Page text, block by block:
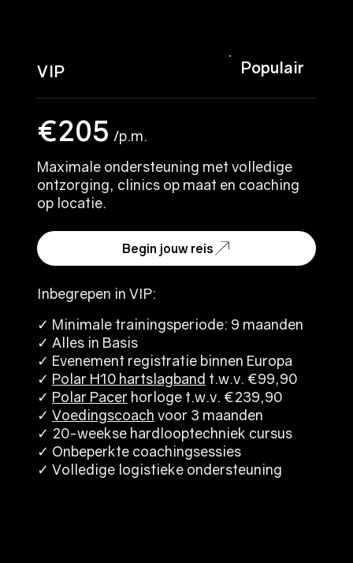
VIP Populair
€205 /p.m.
Maximale ondersteuning met volledige
ontzorging, clinics op maat en coaching
op locatie.
Begin jouw reis
Inbegrepen in VIP:
✓ Minimale trainingsperiode: 9 maanden
✓ Alles in Basis
✓ Evenement registratie binnen Europa
✓ Polar H10 hartslagband t.w.v. €99,90
✓ Polar Pacer horloge t.w.v. €239,90
✓ Voedingscoach voor 3 maanden
✓ 20-weekse hardlooptechniek cursus
✓ Onbeperkte coachingsessies
✓ Volledige logistieke ondersteuning